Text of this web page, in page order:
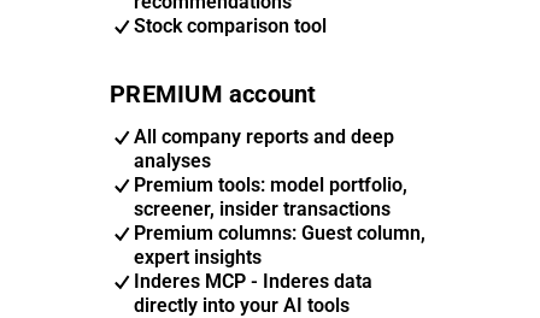
Stock comparison tool
PREMIUM account
All company reports and deep
analyses
Premium tools: model portfolio,
screener, insider transactions
Premium columns: Guest column,
expert insights
Inderes MCP - Inderes data
directly into your AI tools